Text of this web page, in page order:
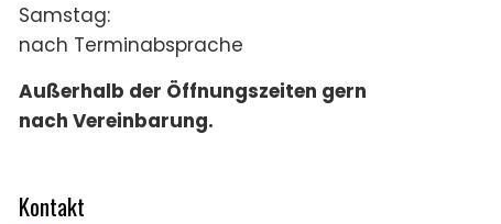
Samstag:
nach Terminabsprache
Außerhalb der Öffnungszeiten gern
nach Vereinbarung.
Kontakt